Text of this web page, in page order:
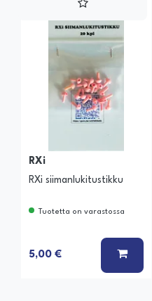
RXi
RXi siimanlukitustikku
Tuotetta on varastossa
5,00 €